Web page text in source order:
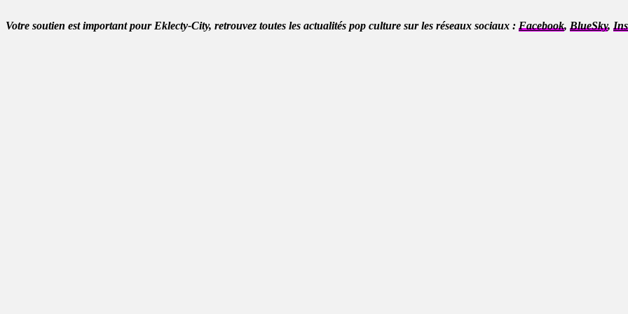
Votre soutien est important pour Eklecty-City, retrouvez toutes les actualités pop culture sur les réseaux sociaux : Facebook, BlueSky,